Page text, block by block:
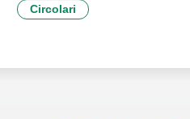
Circolari